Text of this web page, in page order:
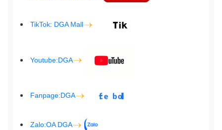
TikTok: DGA Mall
Youtube:DGA
Fanpage:DGA
Zalo:OA DGA